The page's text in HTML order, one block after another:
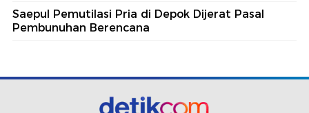
Saepul Pemutilasi Pria di Depok Dijerat Pasal
Pembunuhan Berencana